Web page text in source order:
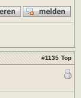
#1135 Top